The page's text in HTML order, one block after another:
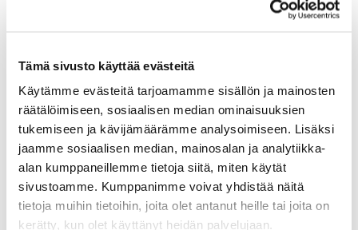
Tämä sivusto käyttää evästeitä
Käytämme evästeitä tarjoamamme sisällön ja mainosten
räätälöimiseen, sosiaalisen median ominaisuuksien
tukemiseen ja kävijämäärämme analysoimiseen. Lisäksi
jaamme sosiaalisen median, mainosalan ja analytiikka-
alan kumppaneillemme tietoja siitä, miten käytät
sivustoamme. Kumppanimme voivat yhdistää näitä
tietoja muihin tietoihin, joita olet antanut heille tai joita on
kerätty, kun olet käyttänyt heidän palvelujaan.
KV-kaupan tradenomiopiskelija Jujolla
Market Supervisor -kesätöiden speksit:
Toimistotyötä tilausten kokonaisvaltaisen hoitamisen